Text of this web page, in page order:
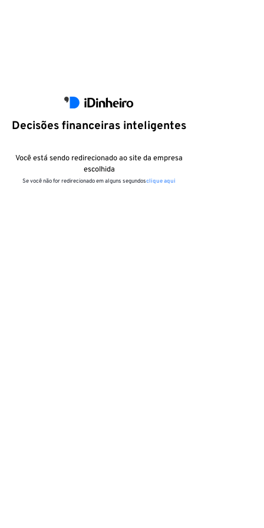
Decisões financeiras inteligentes
Você está sendo redirecionado ao site da empresa
escolhida
Se você não for redirecionado em alguns segundosclique aqui